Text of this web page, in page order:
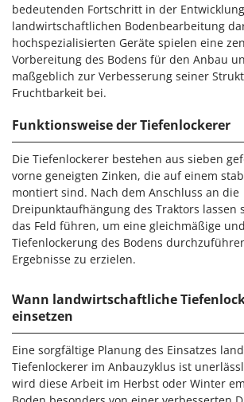
Häcksler
Handsägen auf Verlängerung
Heckcontainer für Traktoren
Heckenscheren
Heizkanonen und Elektroheizer
Hochdruckreiniger
Hochgrasmäher
Holzbacköfen Außenbereich für
Holzspalter
Hubwagen
K
Kabelpflüge für die Drainage
Kartoffellegemaschine für
Kartoffelroder für Traktoren
Kehrmaschinen
Kettensägen
Classe
Clementi
Cofra
Comet
Cruccolini
CTEK
D
Dal Degan
DCG
Deca
Di Martino
Diavola Pro
Diesse
Docma
Dominion
bedeutenden Fortschritt in der
landwirtschaftlichen Bodenbearbeitung
hochspezialisierten Geräte spielen eine
Vorbereitung des Bodens für den Anbau
maßgeblich zur Verbesserung seiner
Fruchtbarkeit bei.
Funktionsweise der Tiefenlockerer
Die Tiefenlockerer bestehen aus sieben
vorne geneigten Zinken, die auf einem
montiert sind. Nach dem Anschluss an die
Dreipunktaufhängung des Traktors lassen
das Feld führen, um eine gleichmäßige
Tiefenlockerung des Bodens
Ergebnisse zu erzielen.
Wann landwirtschaftliche
einsetzen
Eine sorgfältige Planung des Einsatzes
Tiefenlockerer im Anbauzyklus ist
wird diese Arbeit im Herbst oder Winter